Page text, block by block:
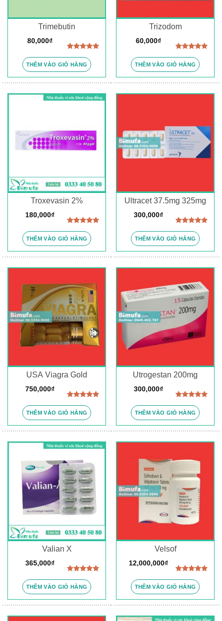
Trimebutin
hạng5.00
5 sao
80,000₫
THÊM VÀO GIỎ HÀNG
Trizodom
hạng5.00
5 sao
60,000₫
THÊM VÀO GIỎ HÀNG
Troxevasin 2%
hạng5.00
5 sao
180,000₫
THÊM VÀO GIỎ HÀNG
Ultracet 37.5mg 325mg
hạng5.00
5 sao
300,000₫
THÊM VÀO GIỎ HÀNG
USA Viagra Gold
hạng5.00
5 sao
750,000₫
THÊM VÀO GIỎ HÀNG
Utrogestan 200mg
hạng5.00
5 sao
300,000₫
THÊM VÀO GIỎ HÀNG
Valian X
hạng5.00
5 sao
365,000₫
THÊM VÀO GIỎ HÀNG
Velsof
hạng5.00
5 sao
12,000,000₫
THÊM VÀO GIỎ HÀNG